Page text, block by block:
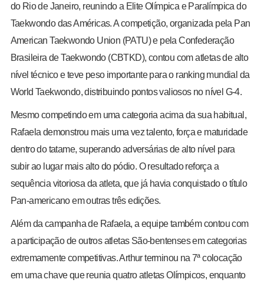
do Rio de Janeiro, reunindo a Elite Olímpica e Paralímpica do
Taekwondo das Américas. A competição, organizada pela Pan
American Taekwondo Union (PATU) e pela Confederação
Brasileira de Taekwondo (CBTKD), contou com atletas de alto
nível técnico e teve peso importante para o ranking mundial da
World Taekwondo, distribuindo pontos valiosos no nível G-4.
Mesmo competindo em uma categoria acima da sua habitual,
Rafaela demonstrou mais uma vez talento, força e maturidade
dentro do tatame, superando adversárias de alto nível para
subir ao lugar mais alto do pódio. O resultado reforça a
sequência vitoriosa da atleta, que já havia conquistado o título
Pan-americano em outras três edições.
Além da campanha de Rafaela, a equipe também contou com
a participação de outros atletas São-bentenses em categorias
extremamente competitivas. Arthur terminou na 7ª colocação
em uma chave que reunia quatro atletas Olímpicos, enquanto